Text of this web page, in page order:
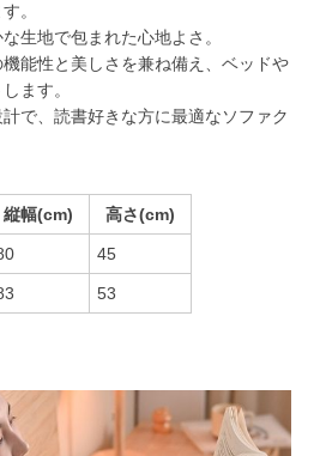
。
生地で包まれた心地よさ。
能性と美しさを兼ね備え、ベッドや
ます。
で、読書好きな方に最適なソファク
縦幅(cm) 高さ(cm)
45
53